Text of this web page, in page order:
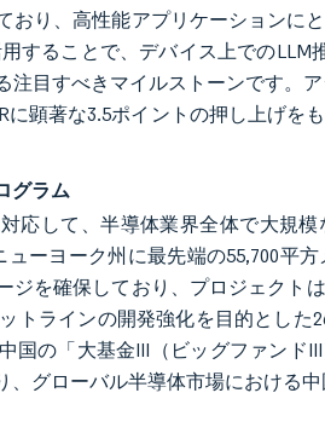
おり、高性能アプリケーションに
することで、デバイス上でのLLM
注目すべきマイルストーンです。
顕著な3.5ポイントの押し上げを
グラム
応して、半導体業界全体で大規
ューヨーク州に最先端の55,700
ジを確保しており、プロジェクト
トラインの開発強化を目的とし
国の「大基金III（ビッグファンド
グローバル半導体市場における中